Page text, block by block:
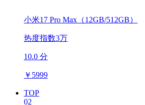
小米17 Pro Max（12GB/512GB）
热度指数3万
10.0 分
￥ 5999
TOP
02